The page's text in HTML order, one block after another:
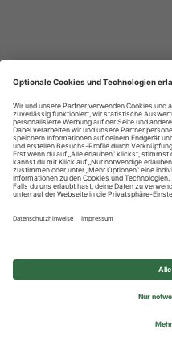
© 2026 REWE